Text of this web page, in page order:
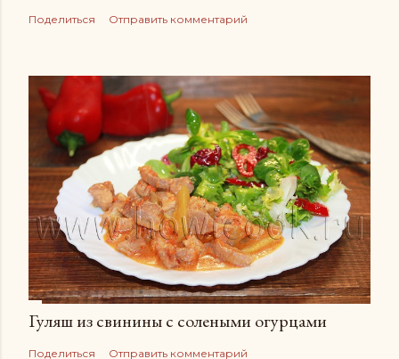
Поделиться Отправить комментарий
Гуляш из свинины с солеными огурцами
Поделиться Отправить комментарий